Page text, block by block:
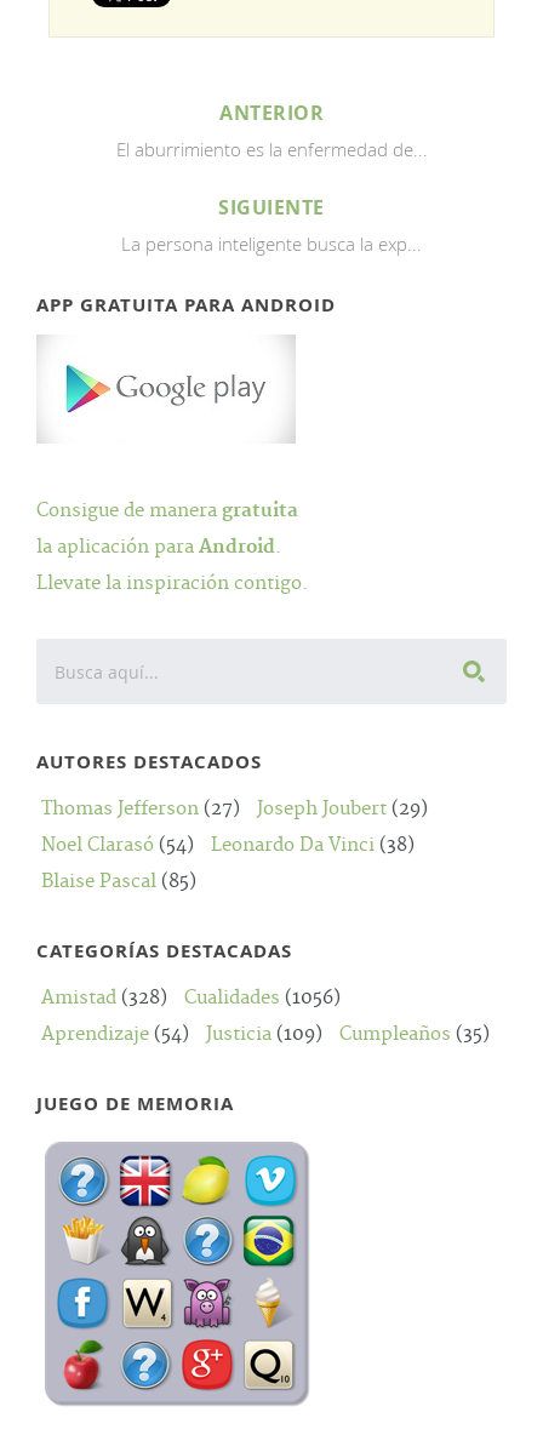
ANTERIOR
El aburrimiento es la enfermedad de...
SIGUIENTE
La persona inteligente busca la exp...
APP GRATUITA PARA ANDROID
Consigue de manera gratuita
la aplicación para Android.
Llevate la inspiración contigo.
AUTORES DESTACADOS
Thomas Jefferson (27) Joseph Joubert (29)
Noel Clarasó (54) Leonardo Da Vinci (38)
Blaise Pascal (85)
CATEGORÍAS DESTACADAS
Amistad (328) Cualidades (1056)
Aprendizaje (54) Justicia (109) Cumpleaños (35)
JUEGO DE MEMORIA